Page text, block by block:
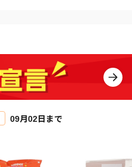
09月02日まで